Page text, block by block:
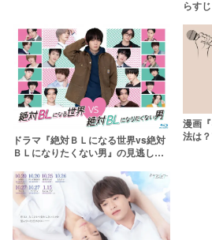
らす
ドラマ『絶対ＢＬになる世界vs絶対
ＢＬになりたくない男』の見逃し配
とめ
漫画
法は